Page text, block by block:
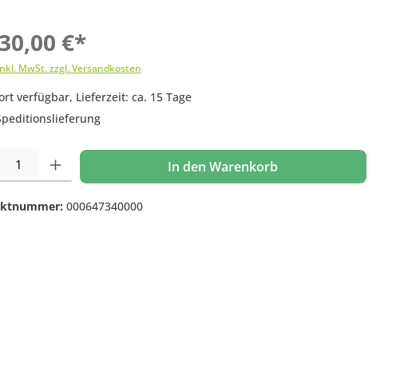
€*
MwSt. zzgl. Versandkosten
verfügbar, Lieferzeit: ca. 15 Tage
Anzahl: Gib den gewünschten Wert ein oder benutze die Schaltflächen um die
In den Warenkorb
000647340000